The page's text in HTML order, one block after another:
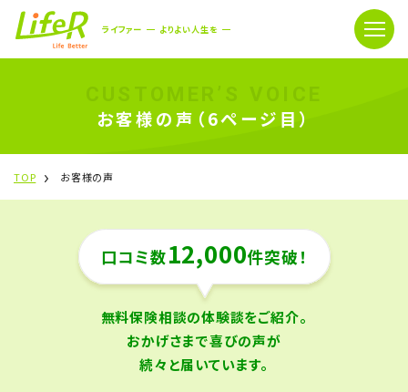
ライファー よりよい人生を
お客様の声（6ページ目）
TOP お客様の声
口コミ数12,000件突破！
無料保険相談の体験談をご紹介。
おかげさまで喜びの声が
続々と届いています。